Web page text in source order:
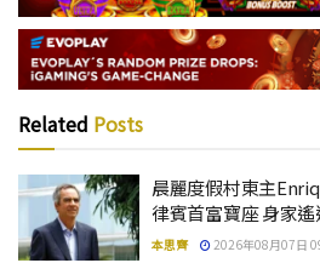
Related Posts
晨麗度假村東主
律賓首富寶座 身家遙
本思齊 2026年08月07日